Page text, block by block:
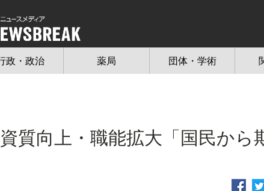
政・政治 薬局 団体・学術
質向上・職能拡大「国民から